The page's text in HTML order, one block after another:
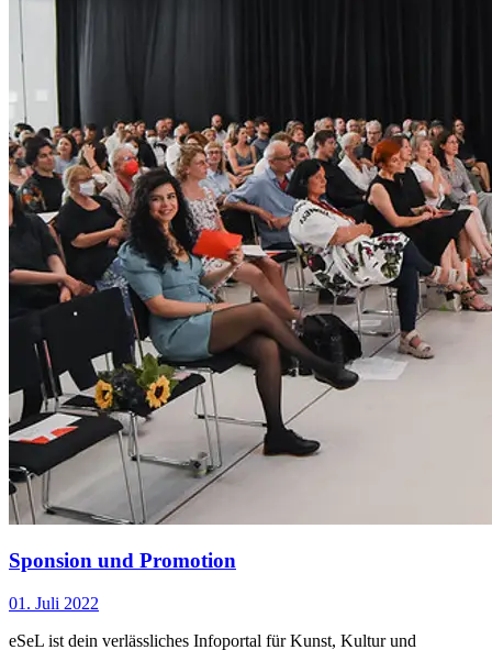
Universitätslehrgänge
Art & Economy
ecm – educating/curating/managing
Bundeshymne (Einspielung)
...Mehr lesen
Sponsion und Promotion
01. Juli 2022
eSeL ist dein verlässliches Infoportal für Kunst, Kultur und